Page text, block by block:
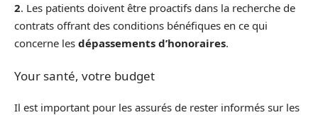
2. Les patients doivent être proactifs dans la recherche de
contrats offrant des conditions bénéfiques en ce qui
concerne les dépassements d’honoraires.
Your santé, votre budget
Il est important pour les assurés de rester informés sur les